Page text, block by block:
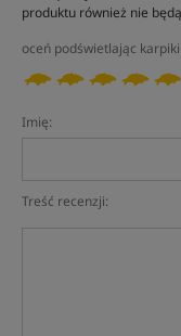
produktu również nie
oceń podświetlając karpiki
Imię:
Treść recenzji: